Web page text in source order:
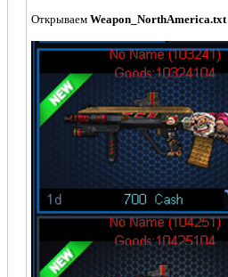
Открываем Weapon_NorthAmerica.txt